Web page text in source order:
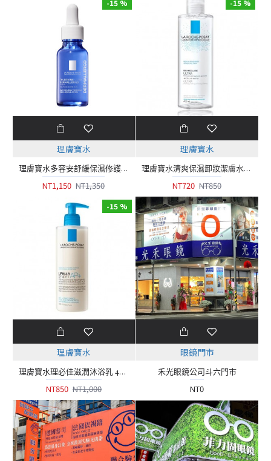
-15 %
理膚寶水
理膚寶水多容安舒緩保濕修護精華20ml (安心小藍瓶)
NT1,150 NT1,350
-15 %
理膚寶水
理膚寶水清爽保濕卸妝潔膚水 400ml
NT720 NT850
-15 %
理膚寶水
理膚寶水理必佳滋潤沐浴乳 400ml
NT850 NT1,000
眼鏡門市
禾光眼鏡公司斗六門市
NT0